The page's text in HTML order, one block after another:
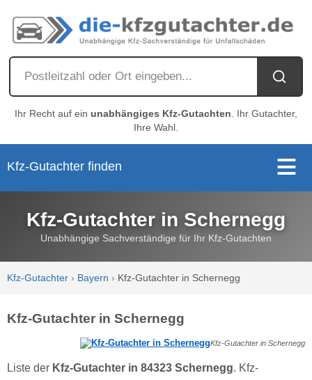
Ihr Recht auf ein unabhängiges Kfz-Gutachten . Ihr Gutachter,
Ihre Wahl.
Kfz-Gutachter finden
Kfz-Gutachter in Schernegg
Unabhängige Sachverständige für Ihr Kfz-Gutachten
Kfz-Gutachter › Bayern › Kfz-Gutachter in Schernegg
Kfz-Gutachter in Schernegg
Kfz-Gutachter in Schernegg
Liste der Kfz-Gutachter in 84323 Schernegg. Kfz-